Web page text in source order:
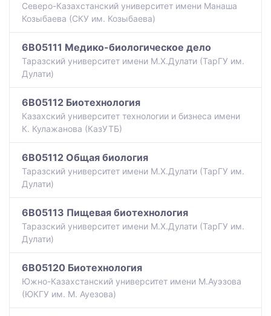
Северо-Казахстанский университет имени Манаша
Козыбаева (СКУ им. Козыбаева)
6B05111 Медико-биологическое дело
Таразский университет имени М.Х.Дулати (ТарГУ им.
Дулати)
6B05112 Биотехнология
Казахский университет технологии и бизнеса имени
К. Кулажанова (КазУТБ)
6B05112 Общая биология
Таразский университет имени М.Х.Дулати (ТарГУ им.
Дулати)
6B05113 Пищевая биотехнология
Таразский университет имени М.Х.Дулати (ТарГУ им.
Дулати)
6B05120 Биотехнология
Южно-Казахстанский университет имени М.Ауэзова
(ЮКГУ им. М. Ауезова)